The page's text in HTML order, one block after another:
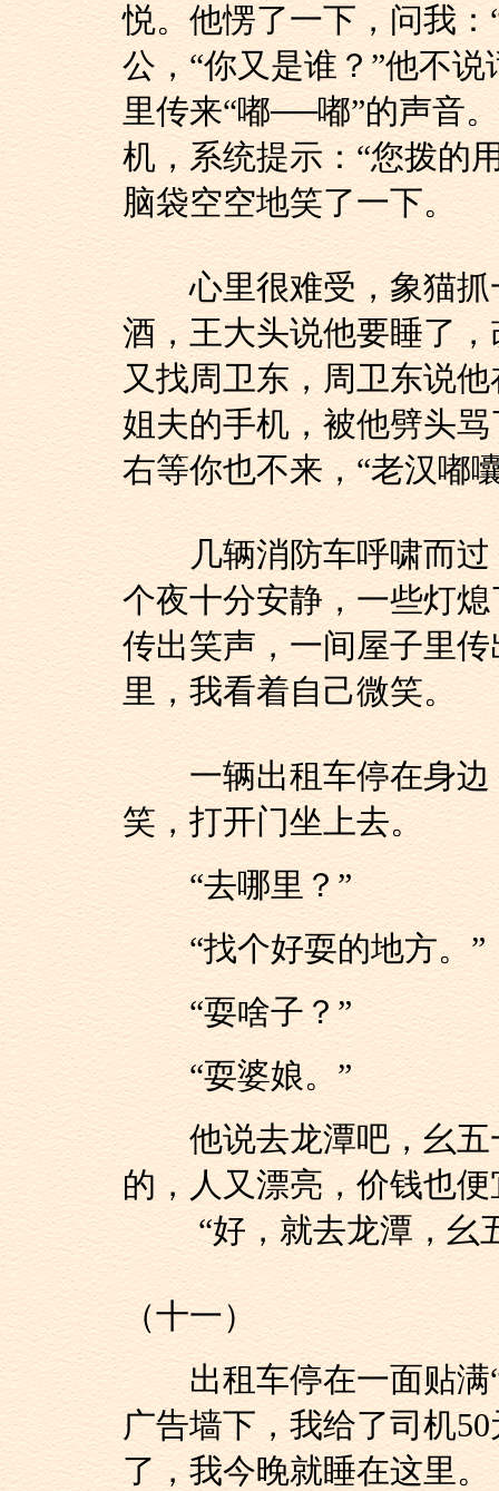
悦。他愣了一下，问我
公，“你又是谁？”他不
里传来“嘟──嘟”的声音
机，系统提示：“您拨的
脑袋空空地笑了一下。
心里很难受，象猫抓
酒，王大头说他要睡了
又找周卫东，周卫东说
姐夫的手机，被他劈头
右等你也不来，“老汉嘟
几辆消防车呼啸而过
个夜十分安静，一些灯
传出笑声，一间屋子里
里，我看着自己微笑。
一辆出租车停在身边
笑，打开门坐上去。
“去哪里？”
“找个好耍的地方。”
“耍啥子？”
“耍婆娘。”
他说去龙潭吧，幺五
的，人又漂亮，价钱也便
“好，就去龙潭，幺
（十一）
出租车停在一面贴满“
广告墙下，我给了司机
了，我今晚就睡在这里。